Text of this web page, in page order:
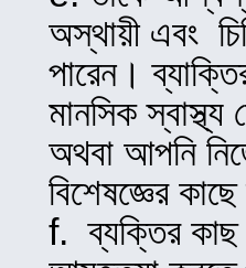
অস্থায়ী এবং
পারেন।
মানসিক
অথবা আপনি
বিশেষজ্ঞের
f. ব্যক্তির কাছ